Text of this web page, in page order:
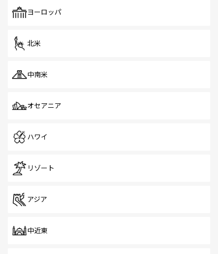
で、ホーカーズは地元の風情を楽しめる外せないスポット
ヨーロッパ
北米
中南米
オセアニア
ハワイ
リゾート
アジア
中近東